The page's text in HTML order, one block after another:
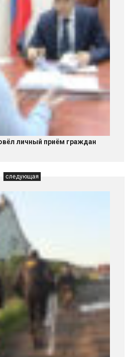
личный приём граждан
следующая